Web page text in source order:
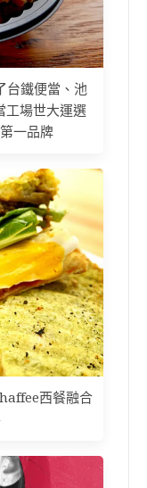
台鐵便當、池
工場世大運選
一品牌
西餐融合